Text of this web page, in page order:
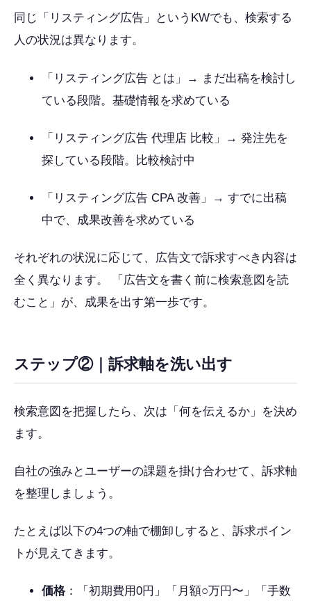
同じ「リスティング広告」というKWでも、検索する
人の状況は異なります。
「リスティング広告 とは」→ まだ出稿を検討し
ている段階。基礎情報を求めている
「リスティング広告 代理店 比較」→ 発注先を
探している段階。比較検討中
「リスティング広告 CPA 改善」→ すでに出稿
中で、成果改善を求めている
それぞれの状況に応じて、広告文で訴求すべき内容は
全く異なります。 「広告文を書く前に検索意図を読
むこと」が、成果を出す第一歩です。
ステップ②｜訴求軸を洗い出す
検索意図を把握したら、次は「何を伝えるか」を決め
ます。
自社の強みとユーザーの課題を掛け合わせて、訴求軸
を整理しましょう。
たとえば以下の4つの軸で棚卸しすると、訴求ポイン
トが見えてきます。
価格 ：「初期費用0円」「月額○万円〜」「手数